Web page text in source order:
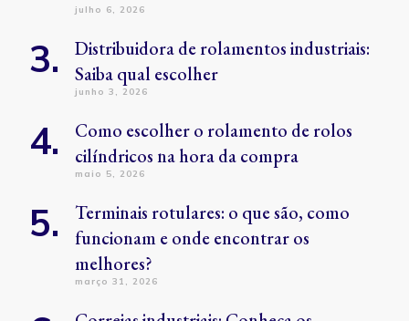
julho 6, 2026
Distribuidora de rolamentos industriais:
Saiba qual escolher
junho 3, 2026
Como escolher o rolamento de rolos
cilíndricos na hora da compra
maio 5, 2026
Terminais rotulares: o que são, como
funcionam e onde encontrar os
melhores?
março 31, 2026